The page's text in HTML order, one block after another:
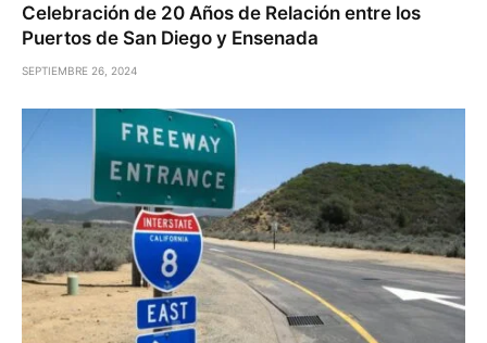
Celebración de 20 Años de Relación entre los
Puertos de San Diego y Ensenada
SEPTIEMBRE 26, 2024